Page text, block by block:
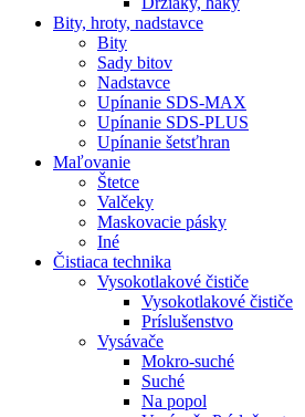
Bity, hroty, nadstavce
Bity
Sady bitov
Nadstavce
Upínanie SDS-MAX
Upínanie SDS-PLUS
Upínanie šetsťhran
Maľovanie
Štetce
Valčeky
Maskovacie pásky
Iné
Čistiaca technika
Vysokotlakové čističe
Vysokotlakové čističe
Príslušenstvo
Vysávače
Mokro-suché
Suché
Na popol